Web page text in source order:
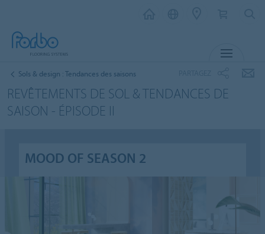
Sols & design : Tendances des saisons
REVÊTEMENTS DE SOL & TENDANCES DE
SAISON - ÉPISODE II
MOOD OF SEASON 2